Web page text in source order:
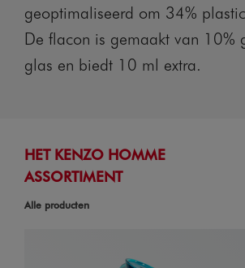
geoptimaliseerd om 34%
De flacon is gemaakt van 10%
glas en biedt 10 ml extra.
HET KENZO HOMME
ASSORTIMENT
Alle producten